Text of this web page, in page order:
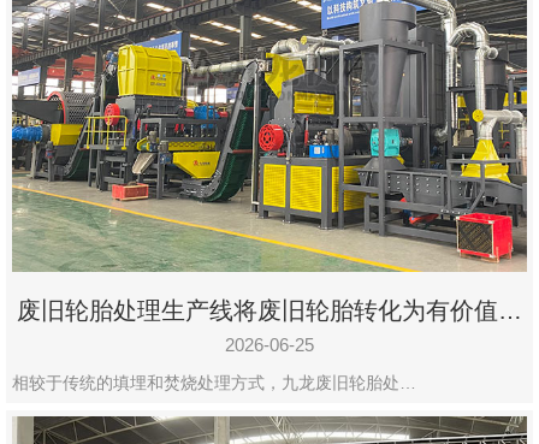
豫
ICP
备
19020390
号-1
废旧轮胎处理生产线将废旧轮胎转化为有价值的
资源
2026-06-25
相较于传统的填埋和焚烧处理方式，九龙废旧轮胎处…